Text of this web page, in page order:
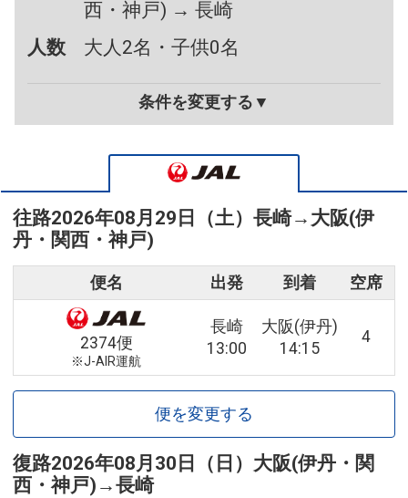
西・神戸) → 長崎
人数
大人2名・子供0名
条件を変更する▼
往路2026年08月29日（土） 長崎→ 大阪(伊
丹・関西・神戸)
便名 出発 到着 空席
2374便
※J-AIR運航
長崎
13:00
大阪(伊丹)
14:15
4
便を変更する
復路2026年08月30日（日） 大阪(伊丹・関
西・神戸) →長崎